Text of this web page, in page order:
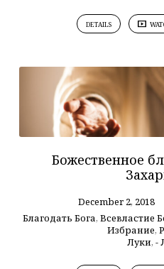
DETAILS
Божественное
December 2, 2018
Благодать Бога, Всевластие
Избрание,
Луки, -